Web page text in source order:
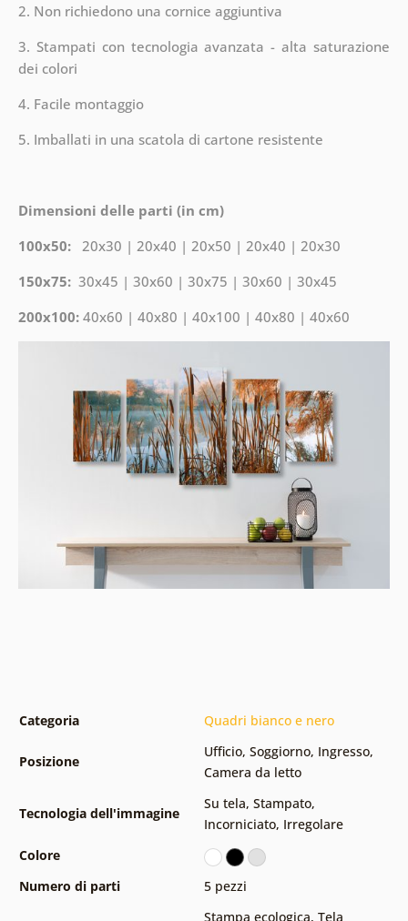
2. Non richiedono una cornice aggiuntiva
3. Stampati con tecnologia avanzata - alta saturazione
dei colori
4. Facile montaggio
5. Imballati in una scatola di cartone resistente
Dimensioni delle parti (in cm)
100x50: 20x30 | 20x40 | 20x50 | 20x40 | 20x30
150x75: 30x45 | 30x60 | 30x75 | 30x60 | 30x45
200x100: 40x60 | 40x80 | 40x100 | 40x80 | 40x60
Categoria Quadri bianco e nero
Posizione
Ufficio, Soggiorno, Ingresso,
Camera da letto
Tecnologia dell'immagine
Su tela, Stampato,
Incorniciato, Irregolare
Colore
Numero di parti
5 pezzi
Stampa ecologica, Tela